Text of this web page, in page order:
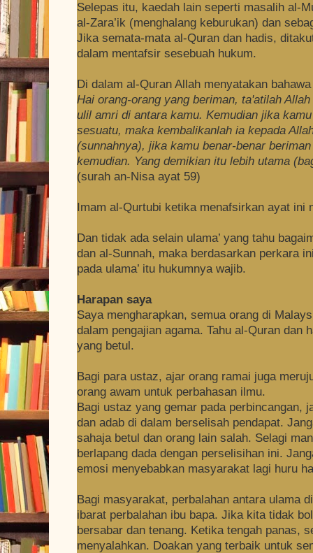
Selepas itu, kaedah lain seperti masalih al-
al-Zara’ik (menghalang keburukan) dan
Jika semata-mata al-Quran dan hadis,
dalam mentafsir sesebuah hukum.
Di dalam al-Quran Allah menyatakan
Hai orang-orang yang beriman, ta'atilah
ulil amri di antara kamu. Kemudian jika
sesuatu, maka kembalikanlah ia kepada
(sunnahnya), jika kamu benar-benar
kemudian. Yang demikian itu lebih utama
(surah an-Nisa ayat 59)
Imam al-Qurtubi ketika menafsirkan ayat ini
Dan tidak ada selain ulama’ yang tahu
dan al-Sunnah, maka berdasarkan perkara
pada ulama’ itu hukumnya wajib.
Harapan saya
Saya mengharapkan, semua orang di
dalam pengajian agama. Tahu al-Quran dan
yang betul.
Bagi para ustaz, ajar orang ramai juga
orang awam untuk perbahasan ilmu.
Bagi ustaz yang gemar pada perbincangan,
dan adab di dalam berselisah pendapat.
sahaja betul dan orang lain salah. Selagi
berlapang dada dengan perselisihan ini.
emosi menyebabkan masyarakat lagi huru
Bagi masyarakat, perbalahan antara ulama
ibarat perbalahan ibu bapa. Jika kita tidak
bersabar dan tenang. Ketika tengah panas,
menyalahkan. Doakan yang terbaik untuk